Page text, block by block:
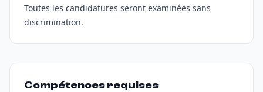
Toutes les candidatures seront examinées sans
discrimination.
Compétences requises